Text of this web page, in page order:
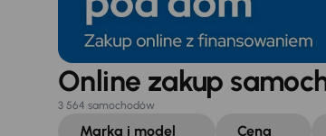
Online zakup
3 564 samochodów
Marka i model Cena